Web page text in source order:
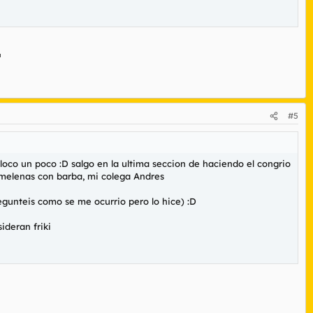
#5
un poco :D salgo en la ultima seccion de haciendo el congrio
con barba, mi colega Andres
como se me ocurrio pero lo hice) :D
friki